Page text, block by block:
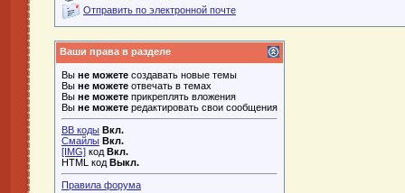
Отправить по электронной почте
Ваши права в разделе
Вы не можете создавать новые темы
Вы не можете отвечать в темах
Вы не можете прикреплять вложения
Вы не можете редактировать свои сообщения
BB коды Вкл.
Смайлы Вкл.
[IMG] код Вкл.
HTML код Выкл.
Правила форума